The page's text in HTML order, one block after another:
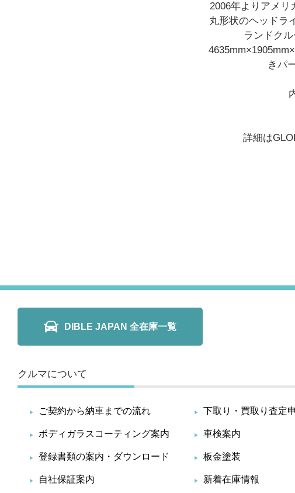
2006年よりアメリ
丸形状のヘッドラ
ランドク
きパ
詳細は
DIBLE JAPAN 全在庫一覧
クルマについて
ご契約から納車までの流れ 下取り・買取り査定
ボディガラスコーティング案内 車検案内
登録書類の案内・ダウンロード 板金塗装
自社保証案内 新着在庫情報